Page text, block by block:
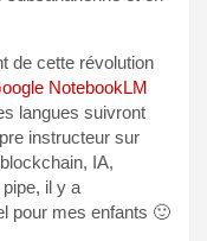
de cette révolution
NotebookLM
langues suivront
instructeur sur
IA,
il y a
pour mes enfants 🙂